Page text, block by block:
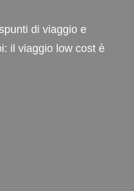
di viaggio e
il viaggio low cost è